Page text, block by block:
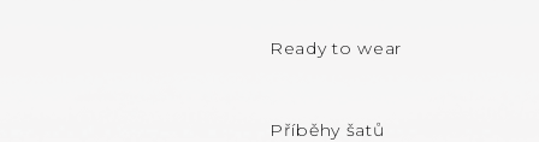
Ready to wear
Příběhy šatů